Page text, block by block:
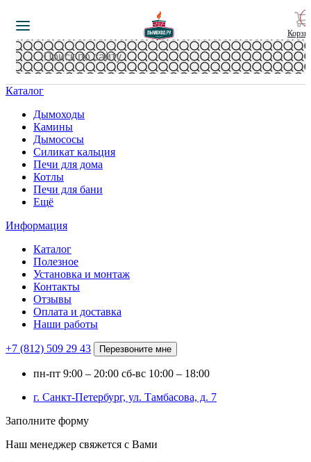
Каталог
Дымоходы
Камины
Дымососы
Силикат кальция
Печи для дома
Котлы
Печи для бани
Ещё
Информация
Каталог
Полезное
Установка и монтаж
Контакты
Отзывы
Оплата и доставка
Наши работы
+7 (812) 509 29 43 Перезвоните мне
пн-пт 9:00 – 20:00 сб-вс 10:00 – 18:00
г. Санкт-Петербург, ул. Тамбасова, д. 7
Заполните форму
Наш менеджер свяжется с Вами